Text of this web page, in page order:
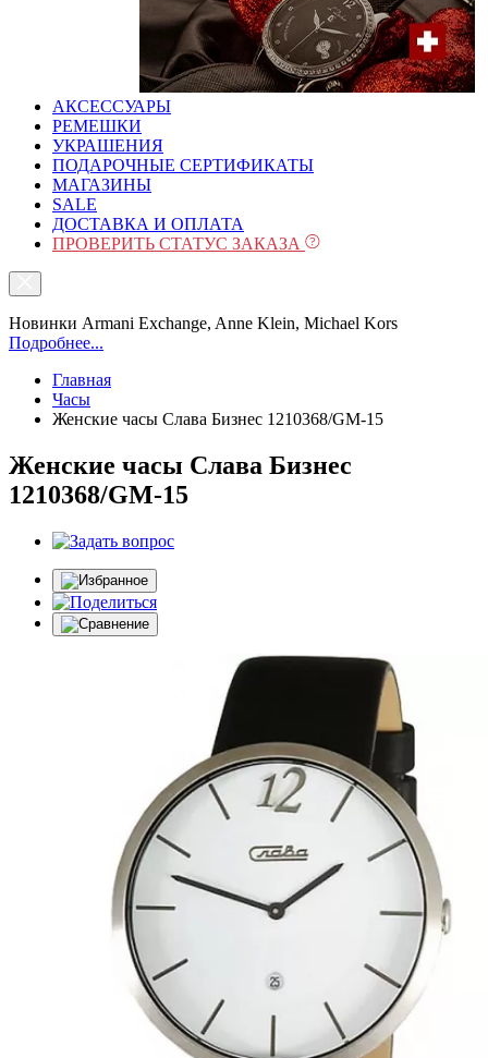
АКСЕССУАРЫ
РЕМЕШКИ
УКРАШЕНИЯ
ПОДАРОЧНЫЕ СЕРТИФИКАТЫ
МАГАЗИНЫ
SALE
ДОСТАВКА И ОПЛАТА
ПРОВЕРИТЬ СТАТУС ЗАКАЗА
Новинки Armani Exchange, Anne Klein, Michael Kors
Подробнее...
Главная
Часы
Женские часы Слава Бизнес 1210368/GМ-15
Женские часы Слава Бизнес
1210368/GМ-15